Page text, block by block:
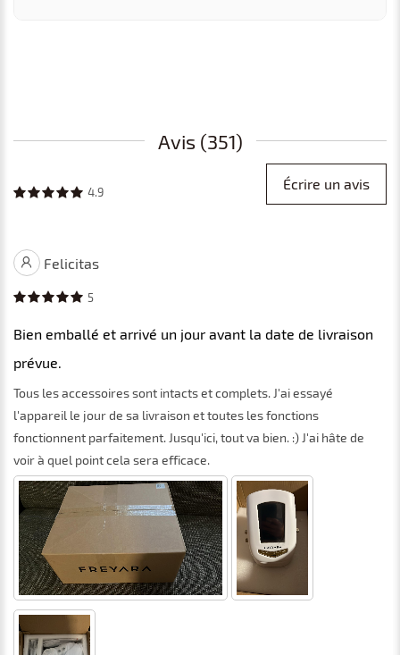
Avis (351)
4.9 Écrire un avis
Felicitas
5
Bien emballé et arrivé un jour avant la date de livraison
prévue.
Tous les accessoires sont intacts et complets. J'ai essayé
l'appareil le jour de sa livraison et toutes les fonctions
fonctionnent parfaitement. Jusqu'ici, tout va bien. :) J'ai hâte de
voir à quel point cela sera efficace.